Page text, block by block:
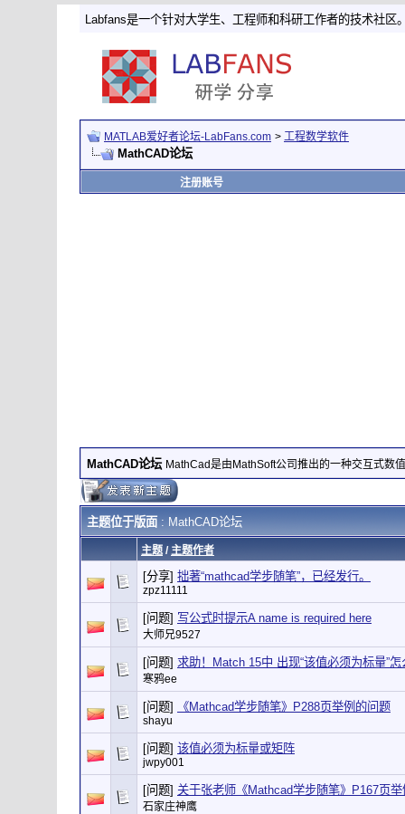
Labfans是一个针对大学生、工程师和科研工作者的技术社区
MATLAB爱好者论坛-LabFans.com > 工程数学软件
MathCAD论坛
注册账号
MathCAD论坛 MathCad是由MathSoft公司推出的一种交互式数
主题位于版面: MathCAD论坛
主题/ 主题作者
[分享] 拙著“mathcad学步随笔”，已经发行。
zpz11111
[问题] 写公式时提示A name is required here
大师兄9527
[问题] 求助！Match 15中 出现“该值必须为标量”
寒鸦ee
[问题] 《Mathcad学步随笔》P288页举例的问题
shayu
[问题] 该值必须为标量或矩阵
jwpy001
[问题] 关于张老师《Mathcad学步随笔》P167页
石家庄神鹰